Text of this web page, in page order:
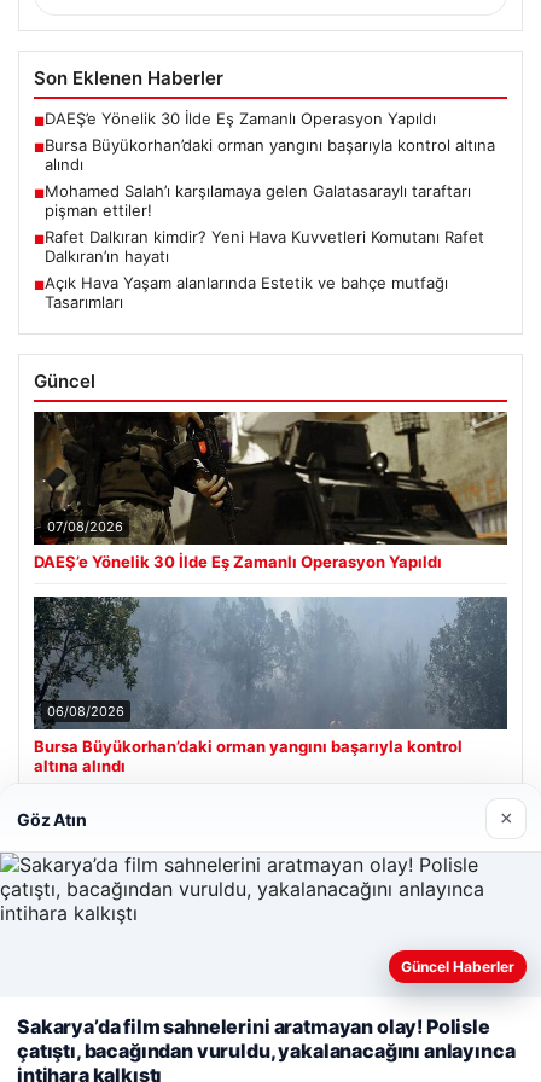
Son Eklenen Haberler
■DAEŞ’e Yönelik 30 İlde Eş Zamanlı Operasyon Yapıldı
■Bursa Büyükorhan’daki orman yangını başarıyla kontrol altına
alındı
■Mohamed Salah’ı karşılamaya gelen Galatasaraylı taraftarı
pişman ettiler!
■Rafet Dalkıran kimdir? Yeni Hava Kuvvetleri Komutanı Rafet
Dalkıran’ın hayatı
■Açık Hava Yaşam alanlarında Estetik ve bahçe mutfağı
Tasarımları
Güncel
07/08/2026
DAEŞ’e Yönelik 30 İlde Eş Zamanlı Operasyon Yapıldı
06/08/2026
Bursa Büyükorhan’daki orman yangını başarıyla kontrol
altına alındı
Son Eklenen Firmalar
deneyiminizi kişiselleştirmek ve geliştirmek amacıyla çerezler
kullanıyoruz.Çerez Politikamız
Göz Atın ×
Güncel Haberler
Sakarya’da film sahnelerini aratmayan olay! Polisle
çatıştı, bacağından vuruldu, yakalanacağını anlayınca
intihara kalkıştı